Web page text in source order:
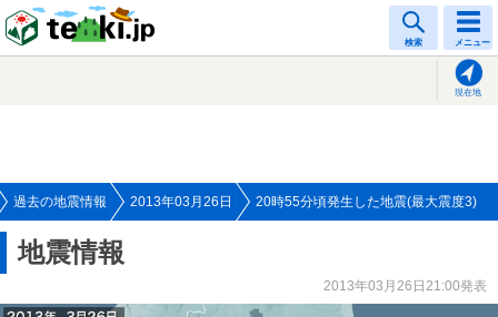
検索 メニュー
現在地
過去の地震情報 2013年03月26日 20時55分頃発生した地震(最大震度3)
地震情報
2013年03月26日21:00発表